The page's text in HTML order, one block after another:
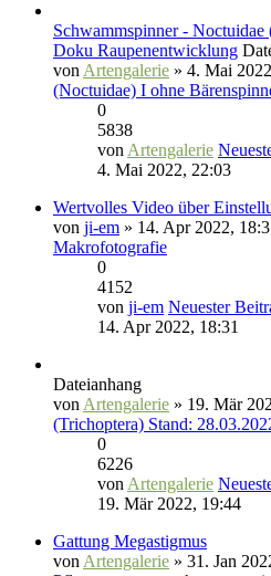
Schwammspinner -
Doku Raupenentwicklung
von Artengalerie » 4. Mai
(Noctuidae) I ohne
0
5838
von Artengalerie
4. Mai 2022, 22:03
Wertvolles Video über
von ji-em » 14. Apr 2022,
Makrofotografie
0
4152
von ji-em Neuester
14. Apr 2022, 18:31
Dateianhang
von Artengalerie » 19. Mär
(Trichoptera) Stand:
0
6226
von Artengalerie
19. Mär 2022, 19:44
Gattung Megastigmus
von Artengalerie » 31. Jan